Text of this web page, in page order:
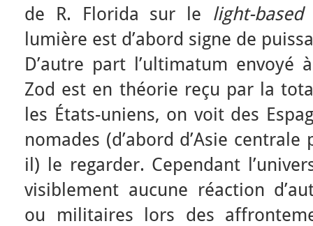
de R. Florida sur le light-
lumière est d’abord signe de
D’autre part l’ultimatum envoyé
Zod est en théorie reçu par la
les États-uniens, on voit des
nomades (d’abord d’Asie
il) le regarder. Cependant
visiblement aucune réaction
ou militaires lors des